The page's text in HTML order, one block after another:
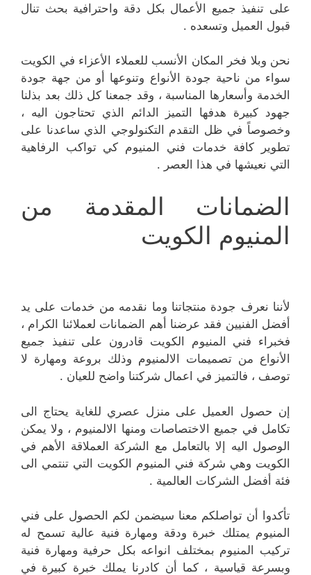
على تنفيذ جميع الأعمال بكل دقة واحترافية بحث تنال
قبول العميل وتسعده .
نحن وبلا فخر المكان الأنسب للعملاء الأعزاء في الكويت
سواء من ناحية جودة الأنواع وتنوعها أو من جهة جودة
الخدمة وأسعارها المناسبة ، وقد جمعنا كل ذلك بعد بذلنا
جهود كبيرة هدفها التميز الدائم الذي تحتاجون اليه ،
وخصوصاً في ظل التقدم التكنولوجي الذي ساعدنا على
تطوير كافة خدمات فني المنيوم كي تواكب الرفاهية
التي نعيشها في هذا العصر .
الضمانات المقدمة من
المنيوم الكويت
لأننا نعرف جودة منتجاتنا وما نقدمه من خدمات على يد
أفضل الفنيين فقد عرضنا أهم الضمانات لعملائنا الكرام ،
فخبراء فني المنيوم الكويت قادرون على تنفيذ جميع
الأنواع من تصميمات الالمنيوم وذلك بروعة ومهارة لا
توصف ، فالتميز في اعمال شركتنا واضح للعيان .
إن حصول العميل على منزل عصري للغاية يحتاج الى
تكامل في جميع الاختصاصات ومنها الالمنيوم ، ولا يمكن
الوصول اليه إلا بالتعامل مع الشركة العملاقة الأهم في
الكويت وهي شركة فني المنيوم الكويت التي تنتمي الى
فئة أفضل الشركات العالمية .
تأكدوا أن تواصلكم معنا سيضمن لكم الحصول على فني
المنيوم يمتلك خبرة ودقة ومهارة فنية عالية تسمح له
تركيب المنيوم بمختلف انواعه بكل حرفية ومهارة فنية
وبسرعة قياسية ، كما أن كادرنا يملك خبرة كبيرة في